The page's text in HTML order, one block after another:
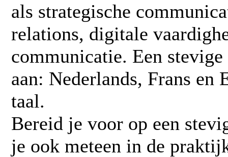
als strategische
relations, digitale
communicatie. Een
aan: Nederlands, Frans en
taal.
Bereid je voor op een
je ook meteen in de